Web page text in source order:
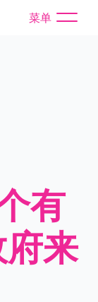
菜单
有
来